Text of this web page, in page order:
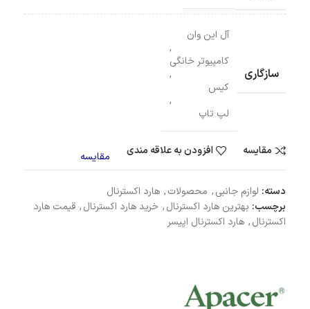
سازگاری
آل این وان
,
کامپیوتر خانگی
,
کیس
,
لپ تاپ
مقایسه افزودن به علاقه مندی مقایسه
دسته: لوازم جانبی, محصولات, هارد اکسترنال
برچسب: بهترین هارد اکسترنال, خرید هارد اکسترنال, قیمت هارد
اکسترنال, هارد اکسترنال اپیسر